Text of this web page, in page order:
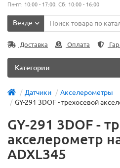
Пн-пт: 10:00 - 17:00. Сб: 10:00 - 16:00
Везде
Доставка Оплата
Категории
Датчики
Акселерометры
GY-291 3DOF - трехосевой
GY-291 3DOF -
акселерометр
ADXL345